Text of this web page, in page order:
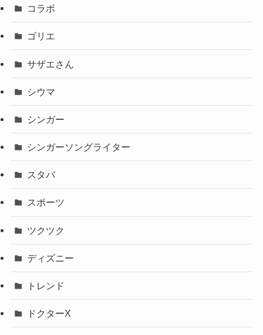
コラボ
ゴリエ
サザエさん
シウマ
シンガー
シンガーソングライター
スタバ
スポーツ
ツクツク
ディズニー
トレンド
ドクターX